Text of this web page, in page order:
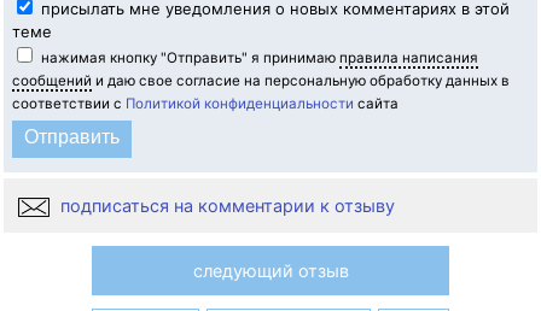
присылать мне уведомления о новых комментариях в этой
теме
нажимая кнопку "Отправить" я принимаю правила написания
сообщений и даю свое согласие на персональную обработку данных в
соответствии с Политикой конфиденциальности сайта
подписаться на комментарии к отзыву
следующий отзыв